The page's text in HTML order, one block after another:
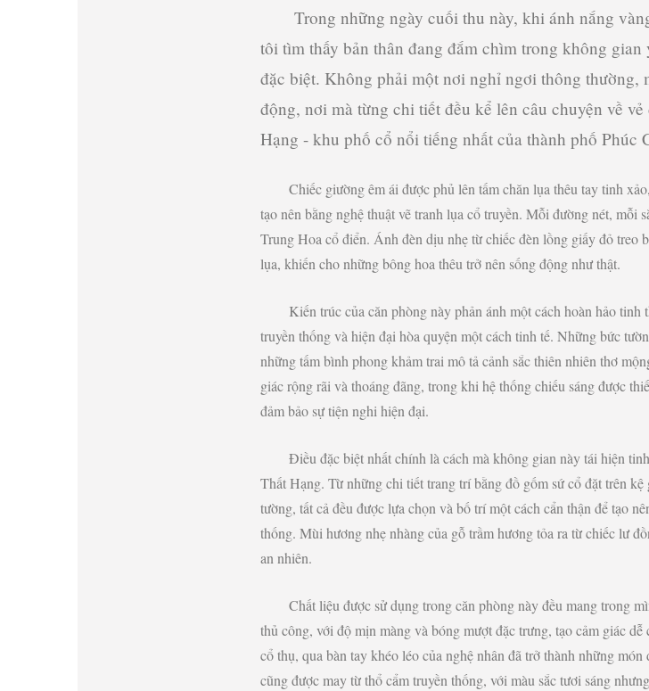
Trong những ngày cuối thu này, khi ánh nắng
tôi tìm thấy bản thân đang đắm chìm trong không
đặc biệt. Không phải một nơi nghỉ ngơi thông thường,
động, nơi mà từng chi tiết đều kể lên câu chuyện về
Hạng - khu phố cổ nổi tiếng nhất của thành phố Phúc
Chiếc giường êm ái được phủ lên tấm chăn lụa thêu tay tinh
tạo nên bằng nghệ thuật vẽ tranh lụa cổ truyền. Mỗi đường nét, mỗi
Trung Hoa cổ điển. Ánh đèn dịu nhẹ từ chiếc đèn lồng giấy đỏ treo
lụa, khiến cho những bông hoa thêu trở nên sống động như thật.
Kiến trúc của căn phòng này phản ánh một cách hoàn hảo
truyền thống và hiện đại hòa quyện một cách tinh tế. Những bức
những tấm bình phong khảm trai mô tả cảnh sắc thiên nhiên thơ
giác rộng rãi và thoáng đãng, trong khi hệ thống chiếu sáng được
đảm bảo sự tiện nghi hiện đại.
Điều đặc biệt nhất chính là cách mà không gian này tái hiện
Thất Hạng. Từ những chi tiết trang trí bằng đồ gốm sứ cổ đặt trên
tường, tất cả đều được lựa chọn và bố trí một cách cẩn thận để tạo
thống. Mùi hương nhẹ nhàng của gỗ trầm hương tỏa ra từ chiếc lư
an nhiên.
Chất liệu được sử dụng trong căn phòng này đều mang trong
thủ công, với độ mịn màng và bóng mượt đặc trưng, tạo cảm giác
cổ thụ, qua bàn tay khéo léo của nghệ nhân đã trở thành những
cũng được may từ thổ cẩm truyền thống, với màu sắc tươi sáng